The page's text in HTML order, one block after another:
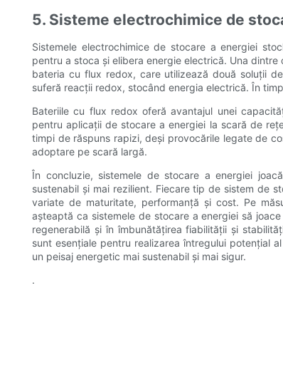
5. Sisteme electrochimice de
Sistemele electrochimice de stocare a energiei
pentru a stoca și elibera energie electrică. Una
bateria cu flux redox, care utilizează două soluții
suferă reacții redox, stocând energia electrică. În
Bateriile cu flux redox oferă avantajul unei
pentru aplicații de stocare a energiei la scară de
timpi de răspuns rapizi, deși provocările legate de
adoptare pe scară largă.
În concluzie, sistemele de stocare a energiei
sustenabil și mai rezilient. Fiecare tip de sistem de
variate de maturitate, performanță și cost. Pe
așteaptă ca sistemele de stocare a energiei să
regenerabilă și în îmbunătățirea fiabilității și
sunt esențiale pentru realizarea întregului potențial
un peisaj energetic mai sustenabil și mai sigur.
.